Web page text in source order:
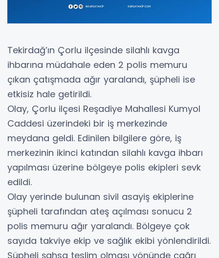
Tekirdağ’ın Çorlu ilçesinde silahlı kavga
ihbarına müdahale eden 2 polis memuru
çıkan çatışmada ağır yaralandı, şüpheli ise
etkisiz hale getirildi.
Olay, Çorlu ilçesi Reşadiye Mahallesi Kumyol
Caddesi üzerindeki bir iş merkezinde
meydana geldi. Edinilen bilgilere göre, iş
merkezinin ikinci katından silahlı kavga ihbarı
yapılması üzerine bölgeye polis ekipleri sevk
edildi.
Olay yerinde bulunan sivil asayiş ekiplerine
şüpheli tarafından ateş açılması sonucu 2
polis memuru ağır yaralandı. Bölgeye çok
sayıda takviye ekip ve sağlık ekibi yönlendirildi.
Şüpheli şahsa teslim olması yönünde çağrı